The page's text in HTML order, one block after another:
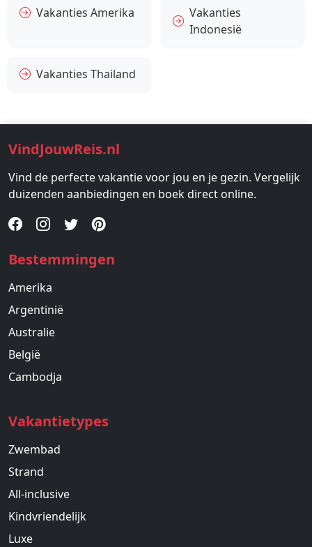
Vakanties Amerika
Vakanties
Indonesië
Vakanties Thailand
VindJouwReis.nl
Vind de perfecte vakantie voor jou en je gezin. Vergelijk
duizenden aanbiedingen en boek direct online.
Bestemmingen
Amerika
Argentinië
Australie
België
Cambodja
Vakantietypes
Zwembad
Strand
All-inclusive
Kindvriendelijk
Luxe